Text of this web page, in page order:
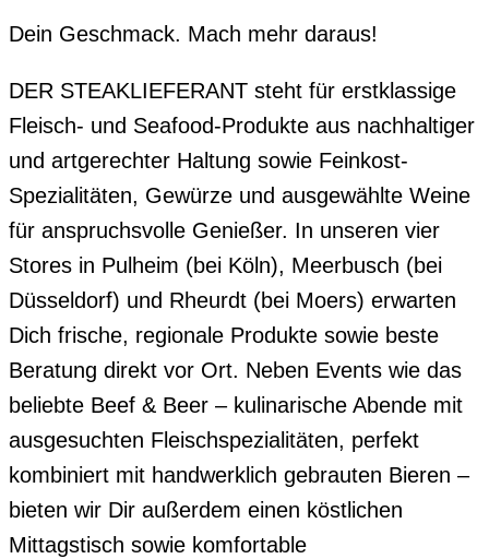
Dein Geschmack. Mach mehr daraus!
DER STEAKLIEFERANT steht für erstklassige
Fleisch- und Seafood-Produkte aus nachhaltiger
und artgerechter Haltung sowie Feinkost-
Spezialitäten, Gewürze und ausgewählte Weine
für anspruchsvolle Genießer. In unseren vier
Stores in Pulheim (bei Köln), Meerbusch (bei
Düsseldorf) und Rheurdt (bei Moers) erwarten
Dich frische, regionale Produkte sowie beste
Beratung direkt vor Ort. Neben Events wie das
beliebte Beef & Beer – kulinarische Abende mit
ausgesuchten Fleischspezialitäten, perfekt
kombiniert mit handwerklich gebrauten Bieren –
bieten wir Dir außerdem einen köstlichen
Mittagstisch sowie komfortable